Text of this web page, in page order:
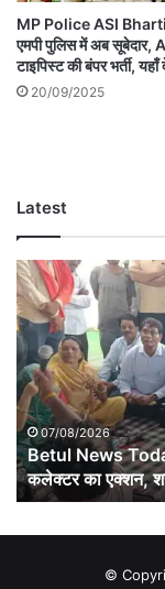
MP Police ASI
एमपी पुलिस में अब सूबेदार,
टाइपिस्ट की बंपर भर्ती,
20/09/2025
Latest
Betul
News
Today:
मुख्यमंत्री
जन-
विश्वास
अभियान
में
बैतूल
कलेक्टर
का
07/08/2026
Betul News
कलेक्टर का एक्शन,
©